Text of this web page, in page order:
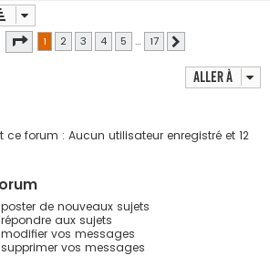
Page 1sur17
1 2 3 4 5 … 17
Aller à
forum : Aucun utilisateur enregistré et 12
poster de nouveaux sujets
répondre aux sujets
modifier vos messages
supprimer vos messages